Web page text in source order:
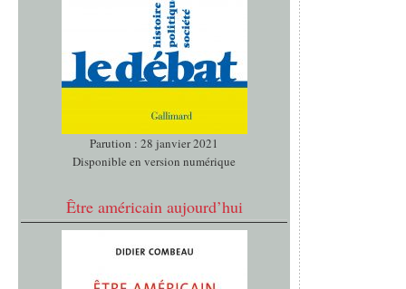
Parution : 28 janvier 2021
Disponible en version numérique
Être américain aujourd’hui